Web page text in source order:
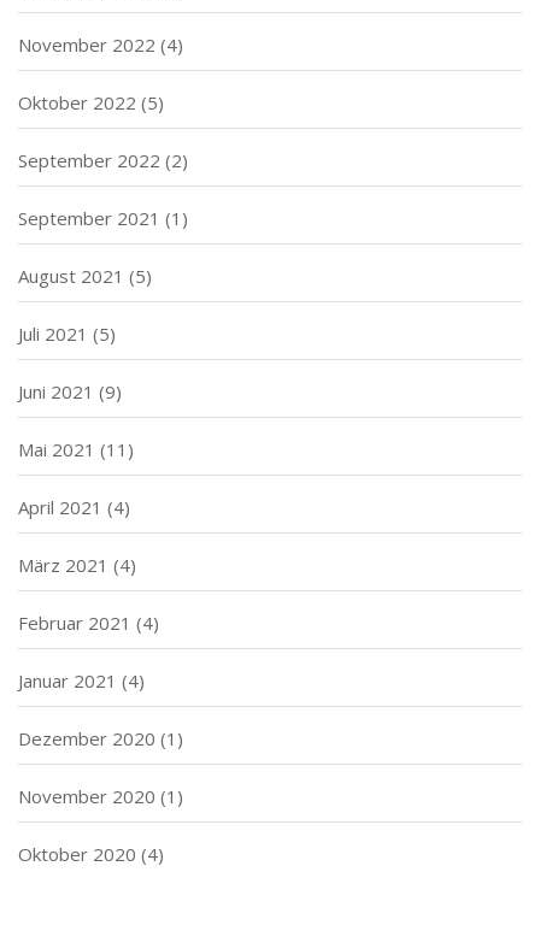
November 2022 (4)
Oktober 2022 (5)
September 2022 (2)
September 2021 (1)
August 2021 (5)
Juli 2021 (5)
Juni 2021 (9)
Mai 2021 (11)
April 2021 (4)
März 2021 (4)
Februar 2021 (4)
Januar 2021 (4)
Dezember 2020 (1)
November 2020 (1)
Oktober 2020 (4)